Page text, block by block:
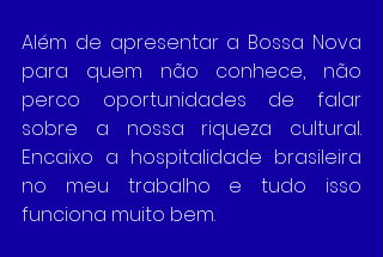
Além de apresentar a Bossa Nova
para quem não conhece, não
perco oportunidades de falar
sobre a nossa riqueza cultural.
Encaixo a hospitalidade brasileira
no meu trabalho e tudo isso
funciona muito bem.